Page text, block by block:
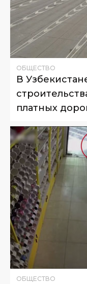
ОБЩЕСТВО
В
платных
ОБЩЕСТВО